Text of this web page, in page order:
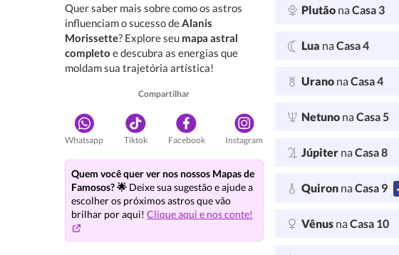
Quer saber mais sobre como os astros
influenciam o sucesso deAlanis
Morissette? Explore seu mapa astral
completo e descubra as energias que
moldam sua trajetória artística!
Compartilhar
Whatsapp Tiktok Facebook Instagram
Quem você quer ver nos nossos Mapas de
Famosos? 🌟 Deixe sua sugestão e ajude a
escolher os próximos astros que vão
brilhar por aqui! Clique aqui e nos conte!
Plutão naCasa 3
Lua naCasa 4
Urano naCasa 4
Netuno naCasa 5
Júpiter naCasa 8
Quiron naCasa 9
Vênus naCasa 10